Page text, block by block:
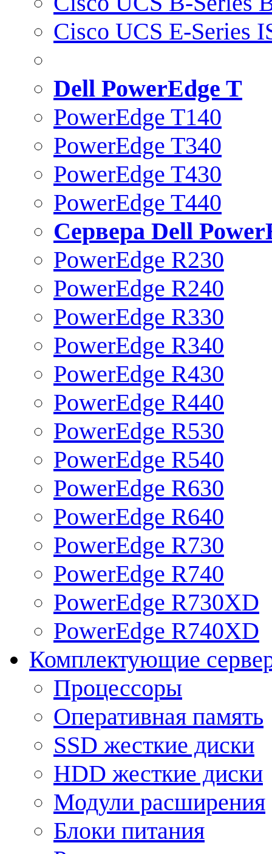
Cisco UCS E-Series
Dell PowerEdge T
PowerEdge T140
PowerEdge T340
PowerEdge T430
PowerEdge T440
Сервера Dell
PowerEdge R230
PowerEdge R240
PowerEdge R330
PowerEdge R340
PowerEdge R430
PowerEdge R440
PowerEdge R530
PowerEdge R540
PowerEdge R630
PowerEdge R640
PowerEdge R730
PowerEdge R740
PowerEdge R730XD
PowerEdge R740XD
Комплектующие
Процессоры
Оперативная память
SSD жесткие диски
HDD жесткие диски
Модули расширения
Блоки питания